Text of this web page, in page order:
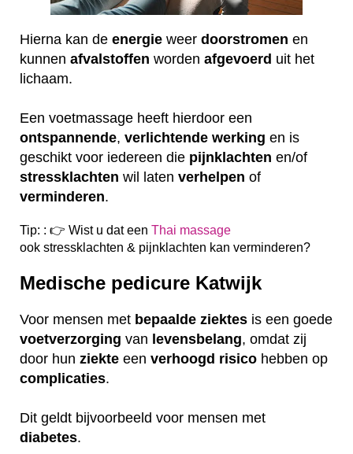
Hierna kan de energie weer doorstromen en
kunnen afvalstoffen worden afgevoerd uit het
lichaam.
Een voetmassage heeft hierdoor een
ontspannende, verlichtende werking en is
geschikt voor iedereen die pijnklachten en/of
stressklachten wil laten verhelpen of
verminderen.
Tip: : 👉 Wist u dat een Thai massage
ook stressklachten & pijnklachten kan verminderen?
Medische pedicure Katwijk
Voor mensen met bepaalde ziektes is een goede
voetverzorging van levensbelang, omdat zij
door hun ziekte een verhoogd risico hebben op
complicaties.
Dit geldt bijvoorbeeld voor mensen met
diabetes.